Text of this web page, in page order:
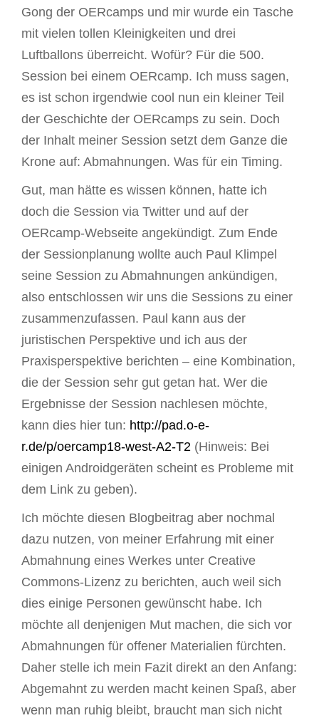
Gong der OERcamps und mir wurde ein Tasche
mit vielen tollen Kleinigkeiten und drei
Luftballons überreicht. Wofür? Für die 500.
Session bei einem OERcamp. Ich muss sagen,
es ist schon irgendwie cool nun ein kleiner Teil
der Geschichte der OERcamps zu sein. Doch
der Inhalt meiner Session setzt dem Ganze die
Krone auf: Abmahnungen. Was für ein Timing.
Gut, man hätte es wissen können, hatte ich
doch die Session via Twitter und auf der
OERcamp-Webseite angekündigt. Zum Ende
der Sessionplanung wollte auch Paul Klimpel
seine Session zu Abmahnungen ankündigen,
also entschlossen wir uns die Sessions zu einer
zusammenzufassen. Paul kann aus der
juristischen Perspektive und ich aus der
Praxisperspektive berichten – eine Kombination,
die der Session sehr gut getan hat. Wer die
Ergebnisse der Session nachlesen möchte,
kann dies hier tun: http://pad.o-e-
r.de/p/oercamp18-west-A2-T2 (Hinweis: Bei
einigen Androidgeräten scheint es Probleme mit
dem Link zu geben).
Ich möchte diesen Blogbeitrag aber nochmal
dazu nutzen, von meiner Erfahrung mit einer
Abmahnung eines Werkes unter Creative
Commons-Lizenz zu berichten, auch weil sich
dies einige Personen gewünscht habe. Ich
möchte all denjenigen Mut machen, die sich vor
Abmahnungen für offener Materialien fürchten.
Daher stelle ich mein Fazit direkt an den Anfang:
Abgemahnt zu werden macht keinen Spaß, aber
wenn man ruhig bleibt, braucht man sich nicht